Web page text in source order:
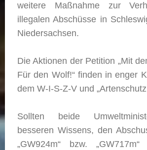
weitere Maßnahme zur
illegalen Abschüsse in
Niedersachsen.
Die Aktionen der Petition „Mit
Für den Wolf!“ finden in enger
dem W-I-S-Z-V und
Sollten beide
besseren Wissens, den
„GW924m“ bzw.